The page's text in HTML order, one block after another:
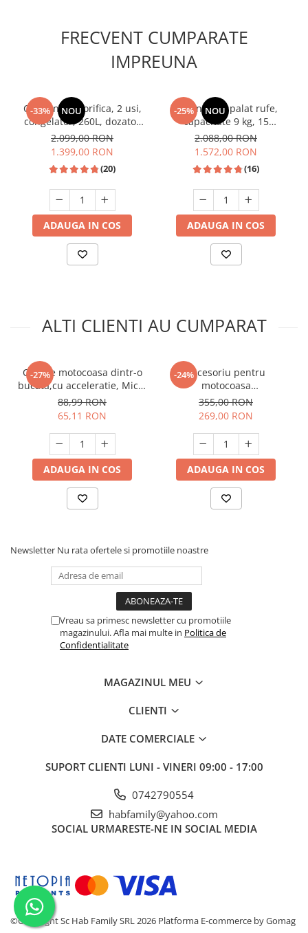
Ventilatoare & Sisteme Racire
Aparate de aer conditionat
Foarfeci tuns oi
Incubatoare oua
FRECVENT CUMPARATE
IMPREUNA
-33% NOU
Combina frigorifica, 2 usi,
congelator, 260L, dozator
de apa, Inox, SAMUS
2.099,00 RON
1.399,00 RON
(20)
ADAUGA IN COS
-25% NOU
Masina de spalat rufe,
capacitate 9 kg, 15
programe, 1400 Rpm, clasa
A, Slim, motor Inverter,
Samus WSLI-9144
2.088,00 RON
1.572,00 RON
(16)
ADAUGA IN COS
ALTI CLIENTI AU CUMPARAT
-27%
Coarne motocoasa dintr-o
bucata,cu acceleratie, Micul
Fermier GF-0557
88,99 RON
65,11 RON
ADAUGA IN COS
-24%Accesoriu pentru
motocoasa
,Prasitoare,cultivator,motosapa
26*-9T, GF-1376
355,00 RON
269,00 RON
ADAUGA IN COS
Newsletter Nu rata ofertele si promotiile noastre
Vreau sa primesc newsletter cu promotiile
magazinului. Afla mai multe in Politica de
Confidentialitate
MAGAZINUL MEU
CLIENTI
DATE COMERCIALE
SUPORT CLIENTI LUNI - VINERI 09:00 - 17:00
0742790554
habfamily@yahoo.com
SOCIAL URMARESTE-NE IN SOCIAL MEDIA
©Copyright Sc Hab Family SRL 2026 Platforma E-commerce by Gomag